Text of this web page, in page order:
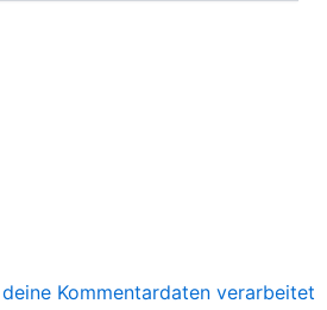
Kommentardaten verarbeitet